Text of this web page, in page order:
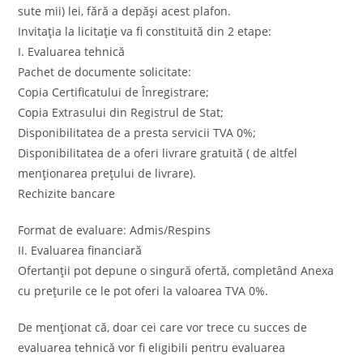
sute mii) lei, fără a depăși acest plafon.
Invitația la licitație va fi constituită din 2 etape:
I. Evaluarea tehnică
Pachet de documente solicitate:
Copia Certificatului de Înregistrare;
Copia Extrasului din Registrul de Stat;
Disponibilitatea de a presta servicii TVA 0%;
Disponibilitatea de a oferi livrare gratuită ( de altfel
menționarea prețului de livrare).
Rechizite bancare
Format de evaluare: Admis/Respins
II. Evaluarea financiară
Ofertanții pot depune o singură ofertă, completând Anexa
cu prețurile ce le pot oferi la valoarea TVA 0%.
De menționat că, doar cei care vor trece cu succes de
evaluarea tehnică vor fi eligibili pentru evaluarea